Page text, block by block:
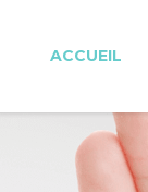
ACCUEIL